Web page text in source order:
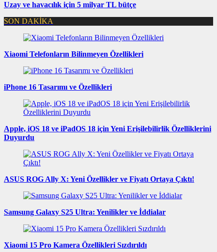
Uzay ve havacılık için 5 milyar TL bütçe
SON DAKİKA
Xiaomi Telefonların Bilinmeyen Özellikleri
iPhone 16 Tasarımı ve Özellikleri
Apple, iOS 18 ve iPadOS 18 için Yeni Erişilebilirlik Özelliklerini
Duyurdu
ASUS ROG Ally X: Yeni Özellikler ve Fiyatı Ortaya Çıktı!
Samsung Galaxy S25 Ultra: Yenilikler ve İddialar
Xiaomi 15 Pro Kamera Özellikleri Sızdırıldı